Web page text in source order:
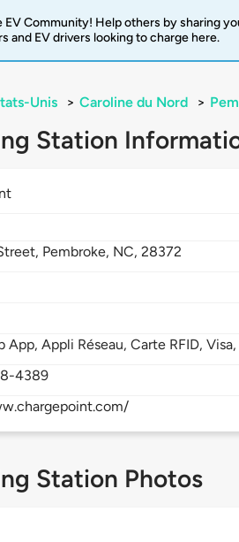
EV Community! Help others by sharing
and EV drivers looking to charge here.
Unis > Caroline du Nord >
Station
Pembroke, NC,28372
App, Appli Réseau, Carte RFID,
4389
Station Photos